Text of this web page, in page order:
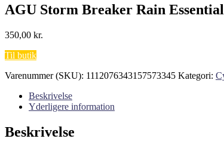
AGU Storm Breaker Rain
350,00 kr.
Til butik
Varenummer (SKU): 1112076343157573345 Kategori:
Beskrivelse
Yderligere information
Beskrivelse